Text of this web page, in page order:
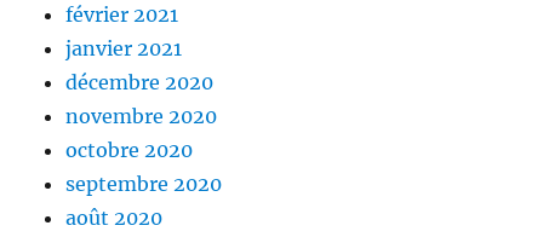
février 2021
janvier 2021
décembre 2020
novembre 2020
octobre 2020
septembre 2020
août 2020